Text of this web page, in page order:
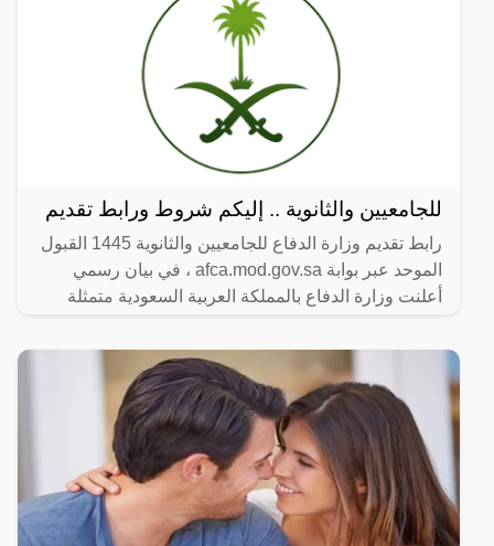
للجامعيين والثانوية .. إليكم شروط ورابط تقديم
رابط تقديم وزارة الدفاع للجامعيين والثانوية 1445 القبول
الموحد عبر بوابة afca.mod.gov.sa ، في بيان رسمي
أعلنت وزارة الدفاع بالمملكة العربية السعودية متمثلة